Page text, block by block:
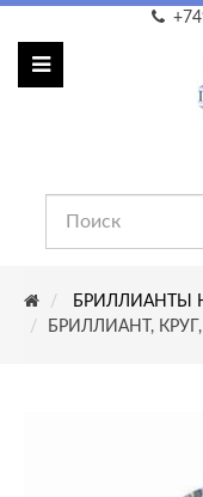
БРИЛЛИАНТЫ
БРИЛЛИАНТ, КРУГ,